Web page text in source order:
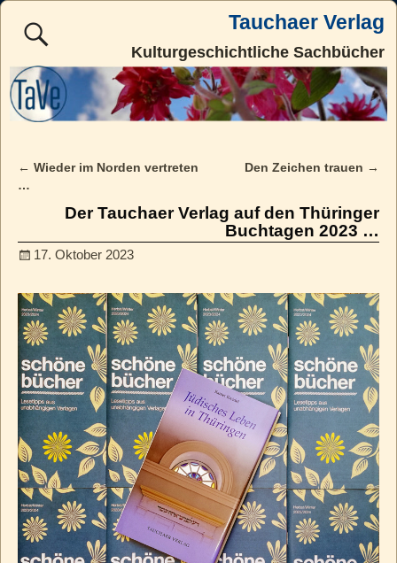
Tauchaer Verlag
Kulturgeschichtliche Sachbücher
Post navigation
← Wieder im Norden vertreten
…
Den Zeichen trauen →
Der Tauchaer Verlag auf den Thüringer
Buchtagen 2023 …
17. Oktober 2023